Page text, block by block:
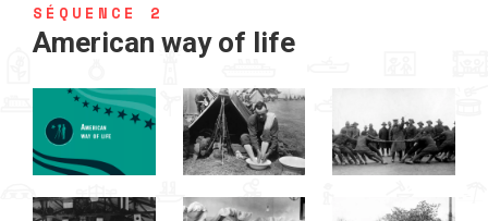
SÉQUENCE 2
American way of life